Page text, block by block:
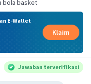
bola basket
E-Wallet
Klaim
Jawaban terverifikasi